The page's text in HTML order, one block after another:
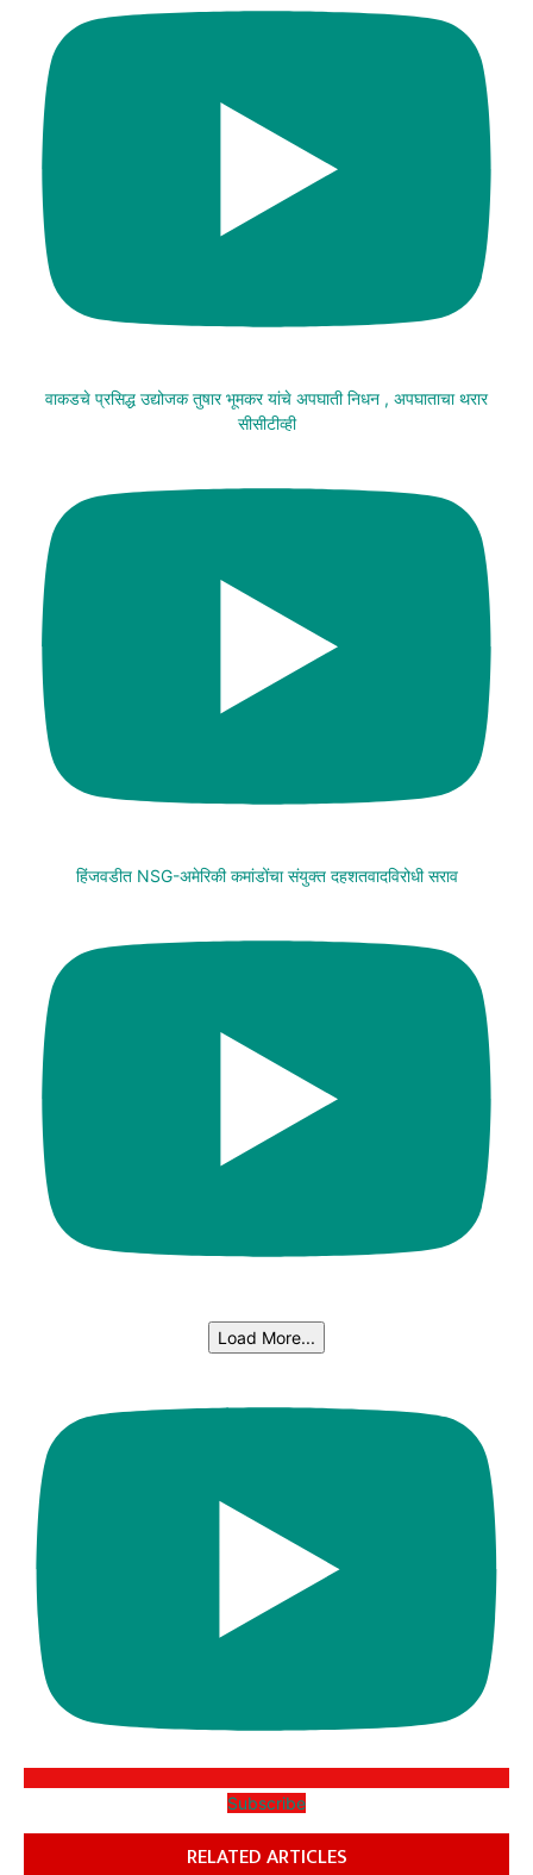
वाकडचे प्रसिद्ध उद्योजक तुषार भूमकर यांचे अपघाती निधन , अपघाताचा थरार
सीसीटीव्ही
हिंजवडीत NSG-अमेरिकी कमांडोंचा संयुक्त दहशतवादविरोधी सराव
Load More...
Subscribe
RELATED ARTICLES